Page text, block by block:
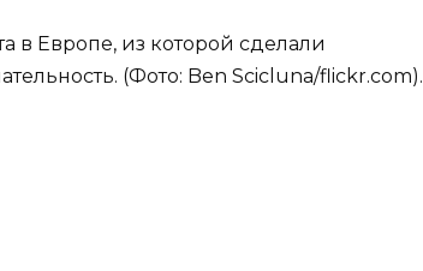
в Европе, из которой сделали
(Фото: Ben Scicluna/flickr.com).